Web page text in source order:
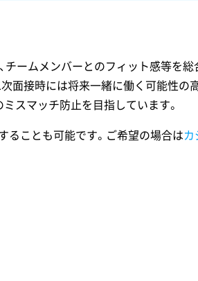
チームメンバーとのフィット感等を
面接時には将来一緒に働く可能性
スマッチ防止を目指しています。
ることも可能です。ご希望の場合は